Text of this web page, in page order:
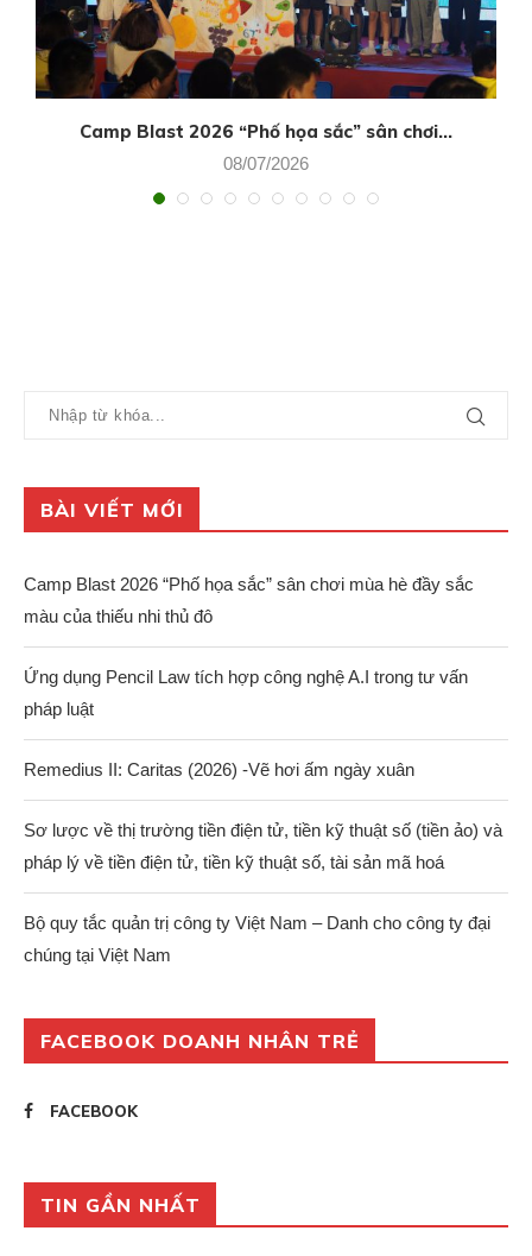
Camp Blast 2026 “Phố họa sắc” sân chơi...
08/07/2026
BÀI VIẾT MỚI
Camp Blast 2026 “Phố họa sắc” sân chơi mùa hè đầy sắc
màu của thiếu nhi thủ đô
Ứng dụng Pencil Law tích hợp công nghệ A.I trong tư vấn
pháp luật
Remedius II: Caritas (2026) -Vẽ hơi ấm ngày xuân
Sơ lược về thị trường tiền điện tử, tiền kỹ thuật số (tiền ảo) và
pháp lý về tiền điện tử, tiền kỹ thuật số, tài sản mã hoá
Bộ quy tắc quản trị công ty Việt Nam – Danh cho công ty đại
chúng tại Việt Nam
FACEBOOK DOANH NHÂN TRẺ
FACEBOOK
TIN GẦN NHẤT